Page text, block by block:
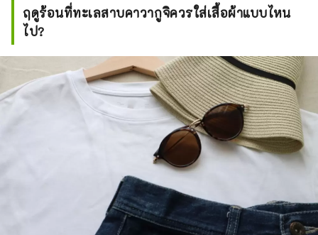
ฤดูร้อนที่ทะเลสาบคาวากูจิควรใส่เสื้อผ้าแบบไหน
ไป?